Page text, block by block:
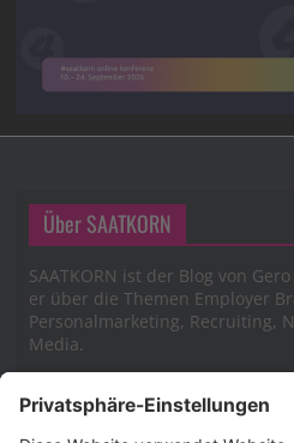
Über SAATKORN
SAATKORN ist der Blog von
er über die Themen Employer
Personalmarketing, Recruiting,
Media.